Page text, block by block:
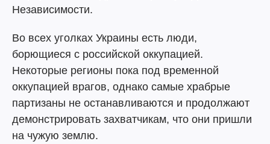
Независимости.
Во всех уголках Украины есть люди,
борющиеся с российской оккупацией.
Некоторые регионы пока под временной
оккупацией врагов, однако самые храбрые
партизаны не останавливаются и продолжают
демонстрировать захватчикам, что они пришли
на чужую землю.